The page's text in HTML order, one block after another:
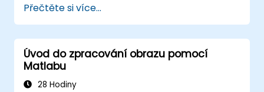
různých datových souborů.
Převést stávající aplikace vytvořené v
Matlabu na Python.
Integrovat aplikace vytvořené v Matlabu i
Pythonu dohromady.
Přečtěte si více...
Úvod do zpracování obrazu pomocí
Matlabu
28 Hodiny